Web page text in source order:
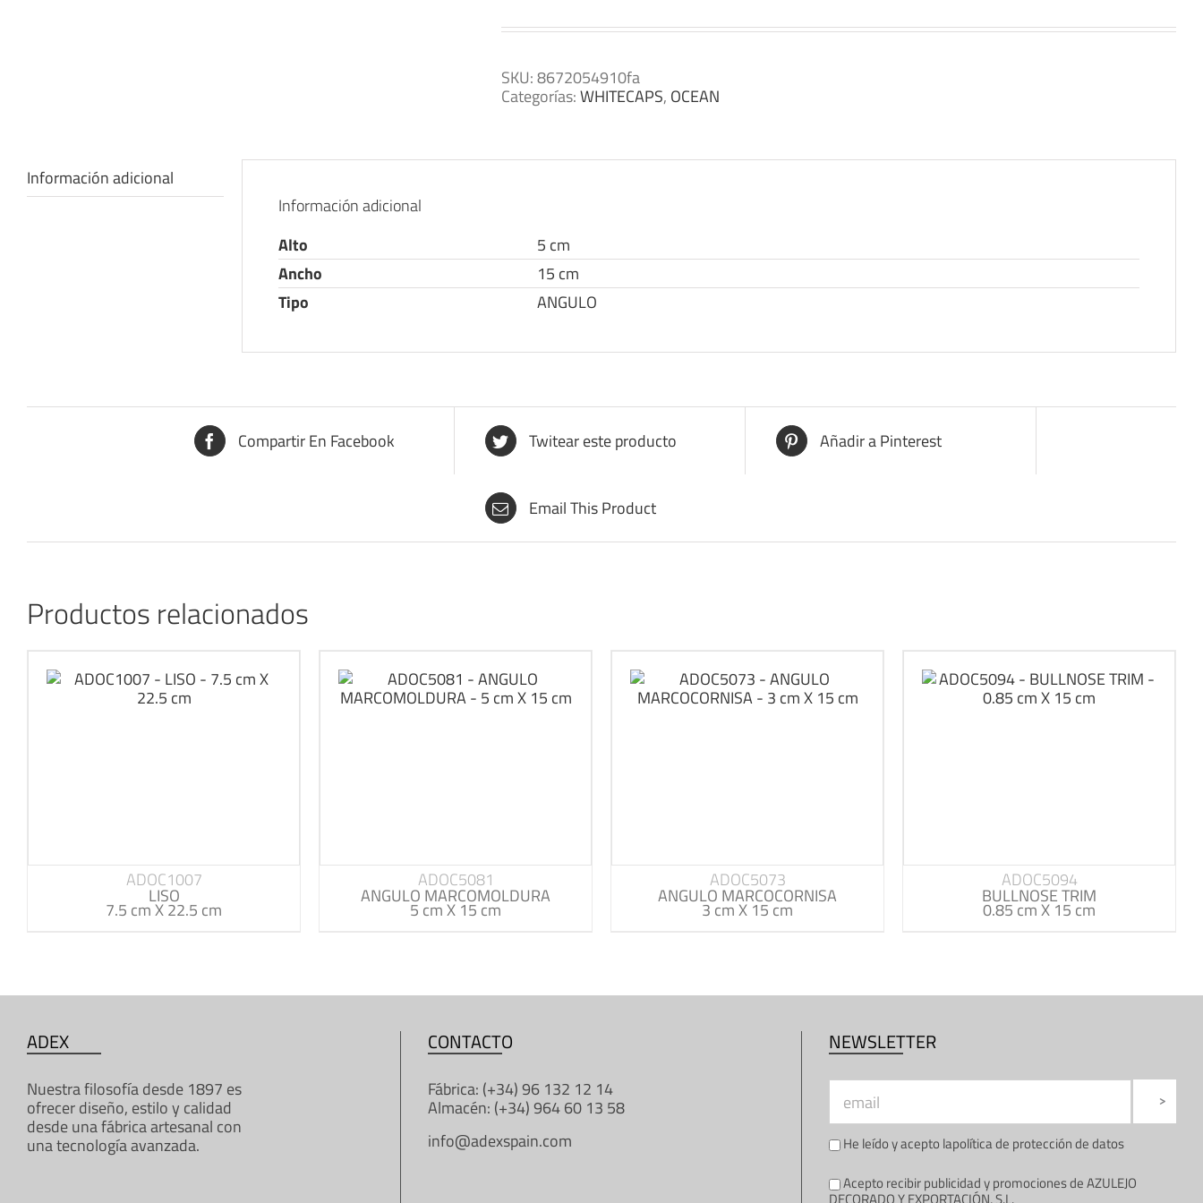
SKU:8672054910fa
Categorías:WHITECAPS, OCEAN
Información adicional
Información adicional
Alto
5 cm
Ancho
15 cm
Tipo
ANGULO
Compartir En Facebook Twitear este producto Añadir a Pinterest
Email This Product
Productos relacionados
ADOC1007
LISO
7.5 cm X 22.5 cm
ADOC5081
ANGULO MARCOMOLDURA
5 cm X 15 cm
ADOC5073
ANGULO MARCOCORNISA
3 cm X 15 cm
ADOC5094
BULLNOSE TRIM
0.85 cm X 15 cm
ADEX
Nuestra filosofía desde 1897 es
ofrecer diseño, estilo y calidad
desde una fábrica artesanal con
una tecnología avanzada.
CONTACTO
Fábrica: (+34) 96 132 12 14
Almacén: (+34) 964 60 13 58
info@adexspain.com
NEWSLETTER
He leído y acepto lapolítica de protección de datos
Acepto recibir publicidad y promociones de AZULEJO